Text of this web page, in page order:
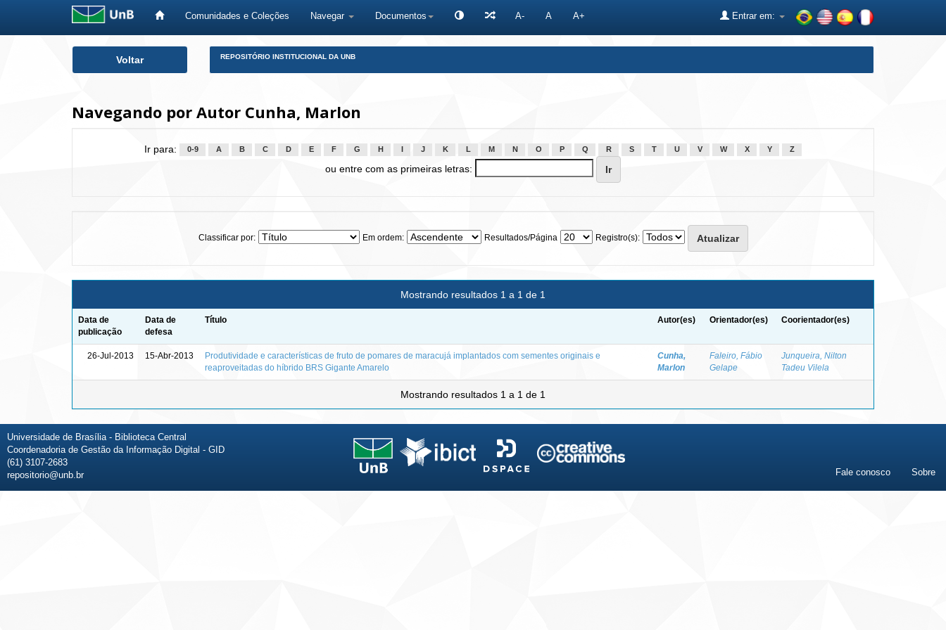
Comunidades e Coleções Navegar Documentos A- A A+ Entrar em:
Voltar REPOSITÓRIO INSTITUCIONAL DA UNB
Navegando por Autor Cunha, Marlon
Ir para: 0-9 A B C D E F G H J K L M N O P Q R S T U V W X Y Z
ou entre com as primeiras letras:
Classificar por: Em ordem: Resultados/Página Registro(s):
Mostrando resultados 1 a 1 de 1
Data de
publicação
Data de
defesa
Título Autor(es) Orientador(es) Coorientador(es)
26-Jul-2013 15-Abr-2013
Produtividade e características de fruto de pomares de maracujá implantados com sementes originais e
reaproveitadas do híbrido BRS Gigante Amarelo
Cunha,
Marlon
Faleiro, Fábio
Gelape
Junqueira, Nilton
Tadeu Vilela
Mostrando resultados 1 a 1 de 1
Universidade de Brasília - Biblioteca Central
Coordenadoria de Gestão da Informação Digital - GID
(61) 3107-2683
repositorio@unb.br
Fale conosco Sobre